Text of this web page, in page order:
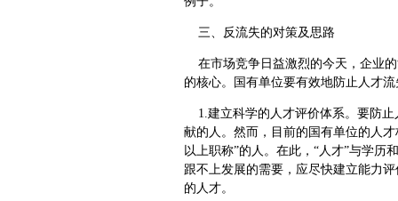
三、反流失的对策及思路
在市场竞争日益激烈的今天，企业
的核心。国有单位要有效地防止人才
1.建立科学的人才评价体系。要防止
献的人。然而，目前的国有单位的人
以上职称”的人。在此，“人才”与学历
跟不上发展的需要，应尽快建立能力
的人才。